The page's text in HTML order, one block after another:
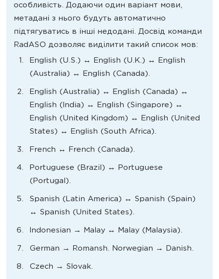
особливість. Додаючи один варіант мови,
метадані з нього будуть автоматично
підтягуватись в інші недодані. Досвід команди
RadASO дозволяє виділити такий список мов:
English (U.S.) ↔︎ English (U.K.) ↔︎ English
(Australia) ↔︎ English (Canada).
English (Australia) ↔︎ English (Canada) ↔︎
English (India) ↔︎ English (Singapore) ↔︎
English (United Kingdom) ↔︎ English (United
States) ↔︎ English (South Africa).
French ↔︎ French (Canada).
Portuguese (Brazil) ↔︎ Portuguese
(Portugal).
Spanish (Latin America) ↔︎ Spanish (Spain)
↔︎ Spanish (United States).
Indonesian → Malay ↔︎ Malay (Malaysia).
German → Romansh. Norwegian → Danish.
Czech → Slovak.